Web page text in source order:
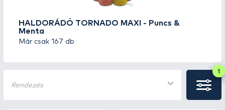
HALDORÁDÓ TORNADO MAXI - Puncs &
Menta
Már csak 167 db
Rendezés
1